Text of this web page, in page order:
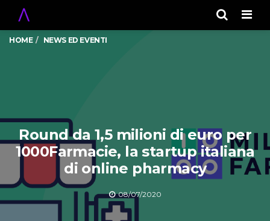
HOME NEWS ED EVENTI
Round da 1,5 milioni di euro per
1000Farmacie, la startup italiana
di online pharmacy
08/07/2020